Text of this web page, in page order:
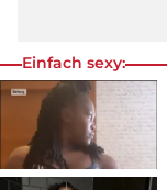
Einfach sexy: